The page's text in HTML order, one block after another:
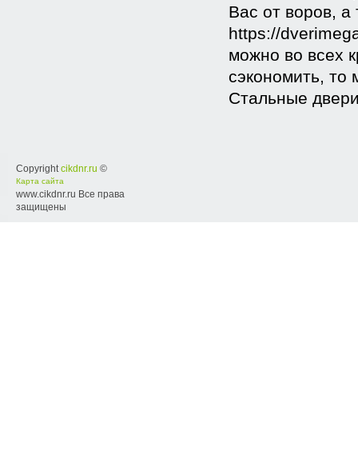
Вас от воров, а
https://
можно во всех
сэкономить, то
Стальные
Copyrightcikdnr.ru ©
Карта сайта
www.cikdnr.ru Все права
защищены